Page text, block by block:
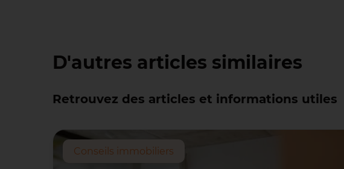
D'autres articles similaires
Retrouvez des articles et informations utiles
Conseils immobiliers